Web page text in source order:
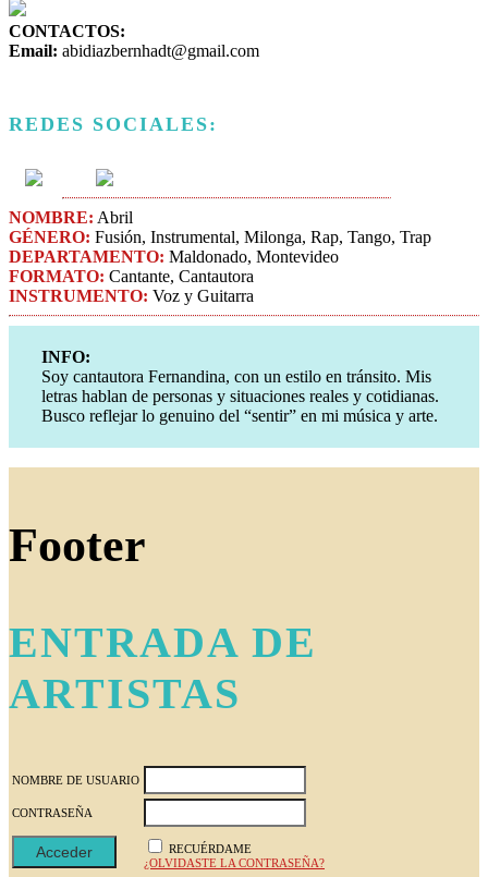
CONTACTOS:
Email: abidiazbernhadt@gmail.com
REDES SOCIALES:
NOMBRE: Abril
GÉNERO: Fusión, Instrumental, Milonga, Rap, Tango, Trap
DEPARTAMENTO: Maldonado, Montevideo
FORMATO: Cantante, Cantautora
INSTRUMENTO: Voz y Guitarra
INFO:
Soy cantautora Fernandina, con un estilo en tránsito. Mis
letras hablan de personas y situaciones reales y cotidianas.
Busco reflejar lo genuino del “sentir” en mi música y arte.
Footer
ENTRADA DE
ARTISTAS
NOMBRE DE USUARIO
CONTRASEÑA
RECUÉRDAME
¿OLVIDASTE LA CONTRASEÑA?